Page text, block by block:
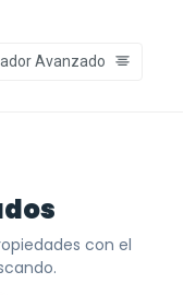
Avanzado
con el